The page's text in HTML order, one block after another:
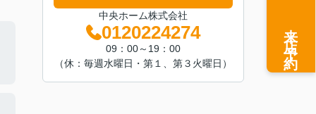
中央ホーム株式会社
0120224274
09：00～19：00
（休：毎週水曜日・第１、第３火曜日）
来店予約